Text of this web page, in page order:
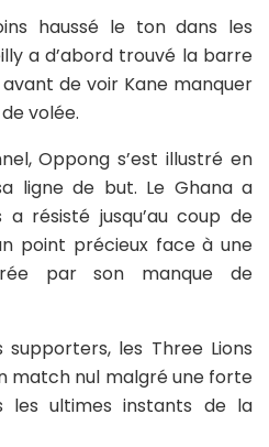
haussé le ton dans les
a d’abord trouvé la barre
de voir Kane manquer
volée.
Oppong s’est illustré en
ligne de but. Le Ghana a
résisté jusqu’au coup de
point précieux face à une
par son manque de
les Three Lions
match nul malgré une forte
les ultimes instants de la